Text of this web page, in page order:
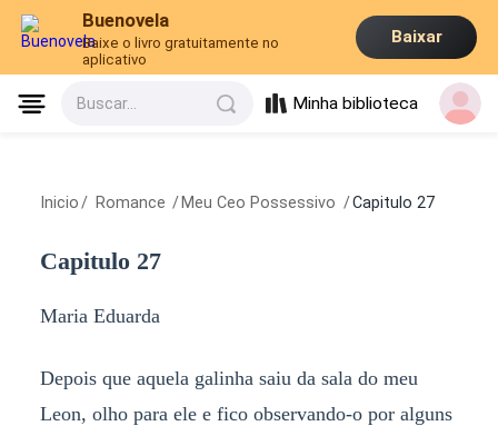
Buenovela
Baixe o livro gratuitamente no
aplicativo
Baixar
Buscar... Minha biblioteca
Inicio / Romance / Meu Ceo Possessivo /Capitulo 27
Capitulo 27
Maria Eduarda
Depois que aquela galinha saiu da sala do meu
Leon, olho para ele e fico observando-o por alguns